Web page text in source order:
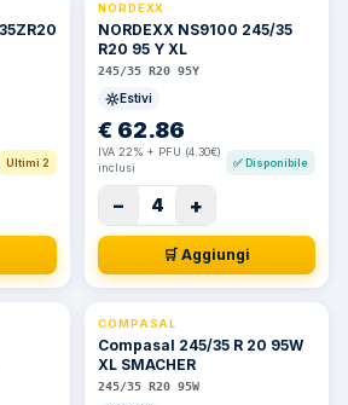
Ultimi 2
NORDEXX
NORDEXX NS9100 245/35
R20 95 Y XL
245/35 R20 95Y
Estivi
€ 62.86
IVA 22% + PFU (4.30€)
inclusi
✅Disponibile
− 4 +
🛒 Aggiungi
COMPASAL
Compasal 245/35 R 20 95W
XL SMACHER
245/35 R20 95W